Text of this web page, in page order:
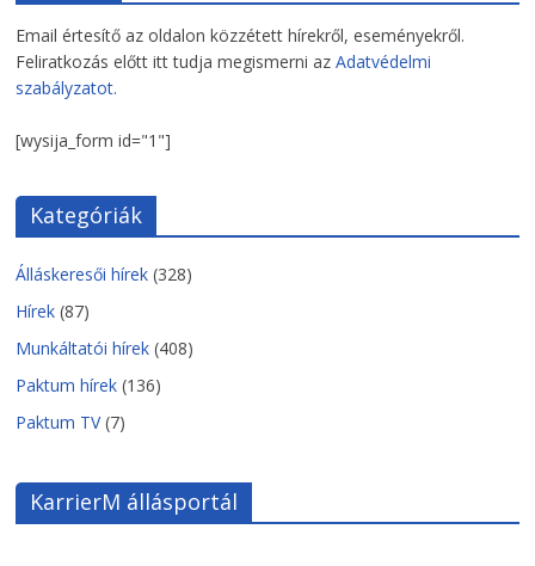
Email értesítő az oldalon közzétett hírekről, eseményekről.
Feliratkozás előtt itt tudja megismerni azAdatvédelmi
szabályzatot.
[wysija_form id="1"]
Kategóriák
Álláskeresői hírek (328)
Hírek (87)
Munkáltatói hírek (408)
Paktum hírek (136)
Paktum TV(7)
KarrierM állásportál